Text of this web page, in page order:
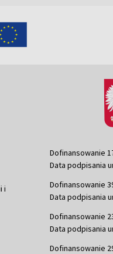
i
Dofinansowanie
Data podpisania
Dofinansowanie
Data podpisania
Dofinansowanie
Data podpisania
Dofinansowanie